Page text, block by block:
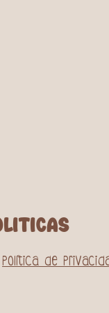
Política de